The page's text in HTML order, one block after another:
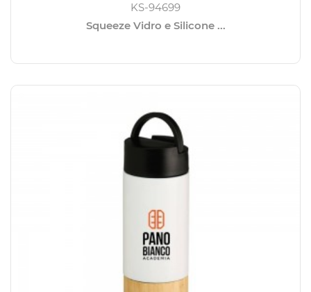
KS-94699
Squeeze Vidro e Silicone ...